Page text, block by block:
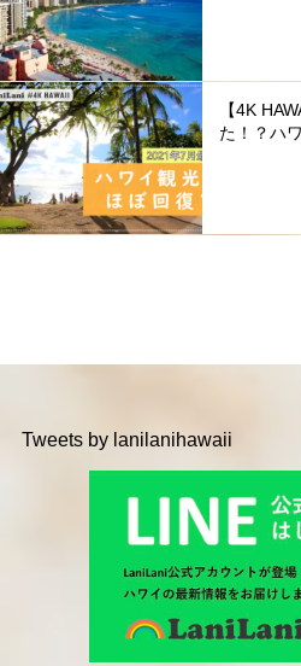
【4K
た！？ハ
Tweets by lanilanihawaii